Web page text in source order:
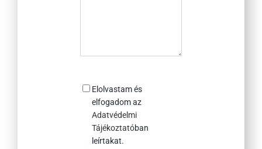
Consent
Elolvastam és
elfogadom az
Adatvédelmi
Tájékoztatóban
leírtakat.